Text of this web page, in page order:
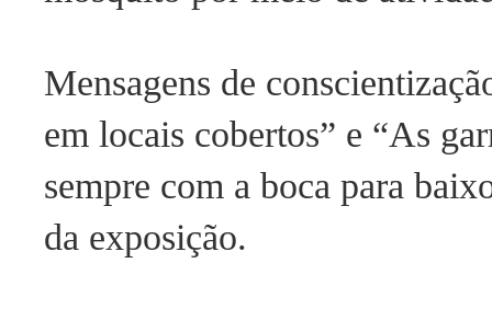
Mensagens de
em locais cobertos” e “As
sempre com a boca para
da exposição.